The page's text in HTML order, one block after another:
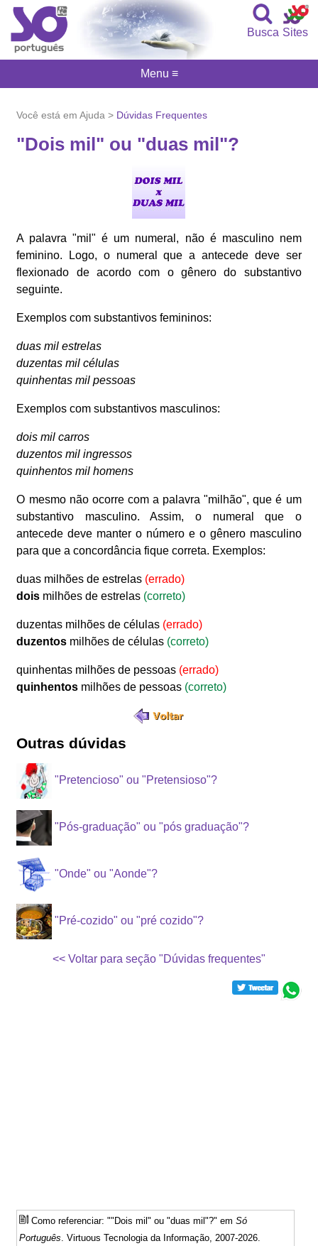
Sites
Busca
Você está em Ajuda > Dúvidas Frequentes
"Dois mil" ou "duas mil"?
A palavra "mil" é um numeral, não é masculino nem
feminino. Logo, o numeral que a antecede deve ser
flexionado de acordo com o gênero do substantivo
seguinte.
Exemplos com substantivos femininos:
duas mil estrelas
duzentas mil células
quinhentas mil pessoas
Exemplos com substantivos masculinos:
dois mil carros
duzentos mil ingressos
quinhentos mil homens
O mesmo não ocorre com a palavra "milhão", que é um
substantivo masculino. Assim, o numeral que o
antecede deve manter o número e o gênero masculino
para que a concordância fique correta. Exemplos:
duas milhões de estrelas (errado)
dois milhões de estrelas (correto)
duzentas milhões de células (errado)
duzentos milhões de células (correto)
quinhentas milhões de pessoas (errado)
quinhentos milhões de pessoas (correto)
Outras dúvidas
"Pretencioso" ou "Pretensioso"?
"Pós-graduação" ou "pós graduação"?
"Onde" ou "Aonde"?
"Pré-cozido" ou "pré cozido"?
<< Voltar para seção "Dúvidas frequentes"
Como referenciar: ""Dois mil" ou "duas mil"?" emSó
Português . Virtuous Tecnologia da Informação, 2007-2026.